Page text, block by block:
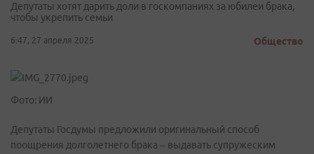
Депутаты хотят дарить доли в госкомпаниях за юбилеи брака,
чтобы укрепить семьи
6:47, 27 апреля 2025 Общество
Фото: ИИ
Депутаты Госдумы предложили оригинальный способ
поощрения долголетнего брака – выдавать супружеским